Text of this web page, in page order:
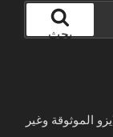
بحث
الموثوقة وغير